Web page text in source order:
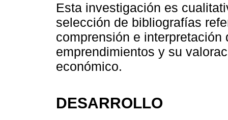
Esta investigación es
selección de bibliografías
comprensión e
emprendimientos y su
económico.
DESARROLLO